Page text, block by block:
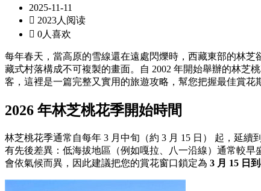
2025-11-11
 2023人阅读
 0人喜欢
每年春天，當高原的雪線還在遠處閃爍時，西藏東部的林
藏式村落構成不可複製的畫面。自 2002 年開始舉辦的林芝
客，這裡是一篇完整又實用的旅遊攻略，幫您把握最佳賞花
2026 年林芝桃花季開始時間
林芝桃花季通常自每年 3 月中旬（約 3 月 15 日） 起，延
有先後差異：低海拔地區（例如嘎拉、八一沿線）通常較
會依氣候而異，因此建議把您的賞花窗口鎖定為 3 月 15 日